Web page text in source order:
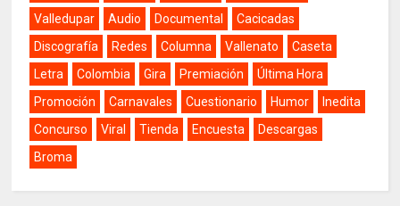
Valledupar
Audio Documental
Cacicadas
Discografía
Redes Columna Vallenato
Caseta
Letra
Colombia Gira Premiación
Última Hora
Promoción
Carnavales Cuestionario Humor
Inedita
Concurso
Viral Tienda Encuesta
Descargas
Broma